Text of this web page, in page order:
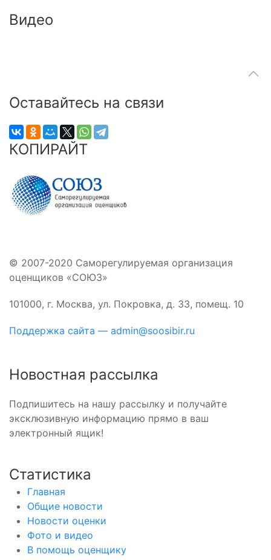
Видео
Оставайтесь на связи
КОПИРАЙТ
© 2007-2020 Саморегулируемая организация
оценщиков «СОЮЗ»
101000, г. Москва, ул. Покровка, д. 33, помещ. 10
Поддержка сайта — admin@soosibir.ru
Новостная рассылка
Подпишитесь на нашу рассылку и получайте
эксклюзивную информацию прямо в ваш
электронный ящик!
Статистика
Главная
Общие новости
Новости оценки
Фото и видео
В помощь оценщику